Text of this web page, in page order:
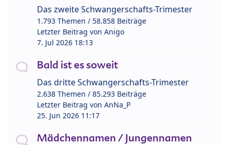
Das zweite Schwangerschafts-Trimester
1.793 Themen / 58.858 Beiträge
Letzter Beitrag von Anigo
7. Jul 2026 18:13
Bald ist es soweit
Das dritte Schwangerschafts-Trimester
2.638 Themen / 85.293 Beiträge
Letzter Beitrag von AnNa_P
25. Jun 2026 11:17
Mädchennamen / Jungennamen